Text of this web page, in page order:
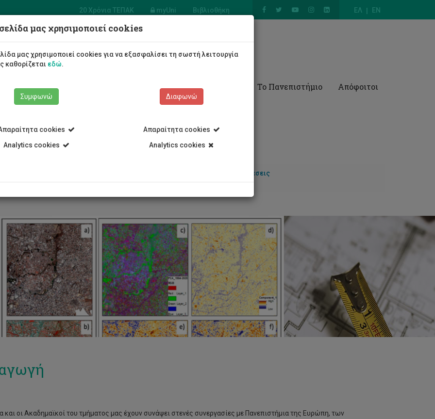
ΕΛ EN
20 Χρόνια ΤΕΠΑΚ myUni Βιβλιοθήκη
Πολιτικών
και Μηχανικών
Σπουδές Το Πανεπιστήμιο Απόφοιτοι
Διασυνδέσεις
και οι Ακαδημαϊκοί του τμήματος μας έχουν συνάψει στενές συνεργασίες με Πανεπιστήμια της Ευρώπη, των
μας χρησιμοποιεί cookies
μας χρησιμοποιεί cookies για να εξασφαλίσει τη σωστή λειτουργία
καθορίζεται εδώ.
Συμφωνώ
cookies
Analytics cookies
Διαφωνώ
Απαραίτητα cookies
Analytics cookies